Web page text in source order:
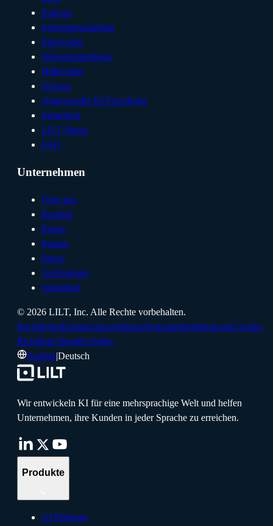
Podcast
Erfolgsgeschichten
Entwickler
Wissensdatenbank
Hilfecenter
Glossar
Angewandte KI-Forschung
Sicherheit
LILT Status
FAQ
Unternehmen
Über uns
Karriere
Presse
Partner
Preise
Technologie
Sicherheit
© 2026 LILT, Inc. Alle Rechte vorbehalten.
RechtlichesDatenschutzerklärungNutzungsbedingungenCookie-
RichtlinieAktuelle Seiten
English|Deutsch
Wir entwickeln KI für eine mehrsprachige Welt und helfen
Unternehmen, ihre Kunden in jeder Sprache zu erreichen.
Produkte
AI Platform